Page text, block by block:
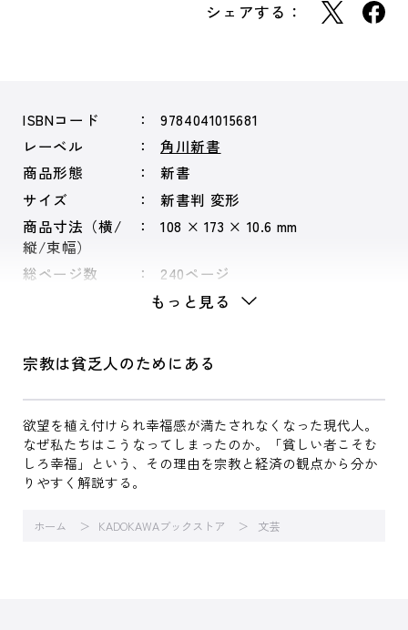
シェアする：
ISBNコード
9784041015681
レーベル
角川新書
商品形態
新書
サイズ
新書判 変形
商品寸法（横/
縦/束幅）
108 × 173 × 10.6 mm
総ページ数 240ページ
もっと見る
宗教は貧乏人のためにある
欲望を植え付けられ幸福感が満たされなくなった現代人。
なぜ私たちはこうなってしまったのか。「貧しい者こそむ
しろ幸福」という、その理由を宗教と経済の観点から分か
りやすく解説する。
ホーム KADOKAWAブックストア 文芸